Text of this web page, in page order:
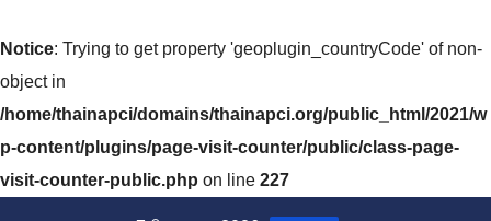
Notice: Trying to get property 'geoplugin_countryCode' of non-
object in
/home/thainapci/domains/thainapci.org/public_html/2021/w
p-content/plugins/page-visit-counter/public/class-page-
visit-counter-public.php on line 227